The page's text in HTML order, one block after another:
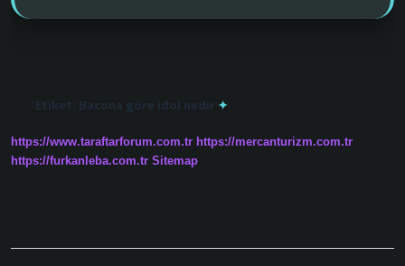
Etiket: Bacona göre idol nedir
https://www.taraftarforum.com.tr https://mercanturizm.com.tr
https://furkanleba.com.tr Sitemap